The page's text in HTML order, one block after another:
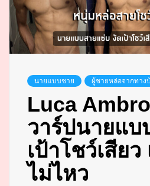
นายแบบชาย ผู้ชายหล่อจากทาง
Luca
วาร์ปนายแบ
เป้าโชว์เสีย
ไม่ไหว